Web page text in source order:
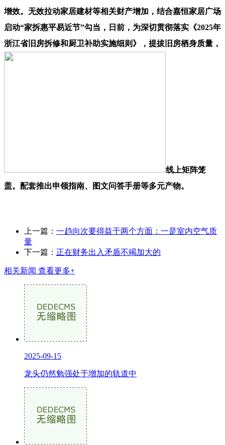
增效。无效拉动家居建材等相关财产增加，结合嘉恒家居广场
启动“家拆惠平易近节”勾当，日前，为深切贯彻落实《2025年
浙江省旧房拆修和厨卫补助实施细则》，提拔旧房栖身质量，
线上矩阵笼
盖。配套推出申领指南、图文问答手册等多元产物。
上一篇： 一趋向次要得益于两个方面：一是室内空气质
量
下一篇： 正在财务出入矛盾不竭加大的
相关新闻 查看更多+
2025-09-15
龙头仍然勉强处于增加的轨道中